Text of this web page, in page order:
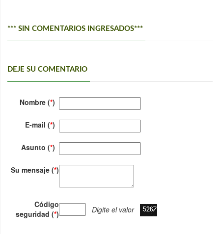
*** SIN COMENTARIOS INGRESADOS***
DEJE SU COMENTARIO
Nombre (*)
E-mail (*)
Asunto (*)
Su mensaje (*)
Código
seguridad (*) Digite el valor